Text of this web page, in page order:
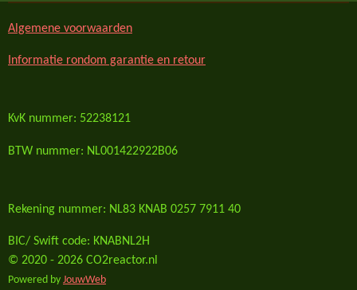
Algemene voorwaarden
Informatie rondom garantie en retour
KvK nummer: 52238121
BTW nummer: NL001422922B06
Rekening nummer: NL83 KNAB 0257 7911 40
BIC/ Swift code: KNABNL2H
© 2020 - 2026 CO2reactor.nl
Powered by JouwWeb